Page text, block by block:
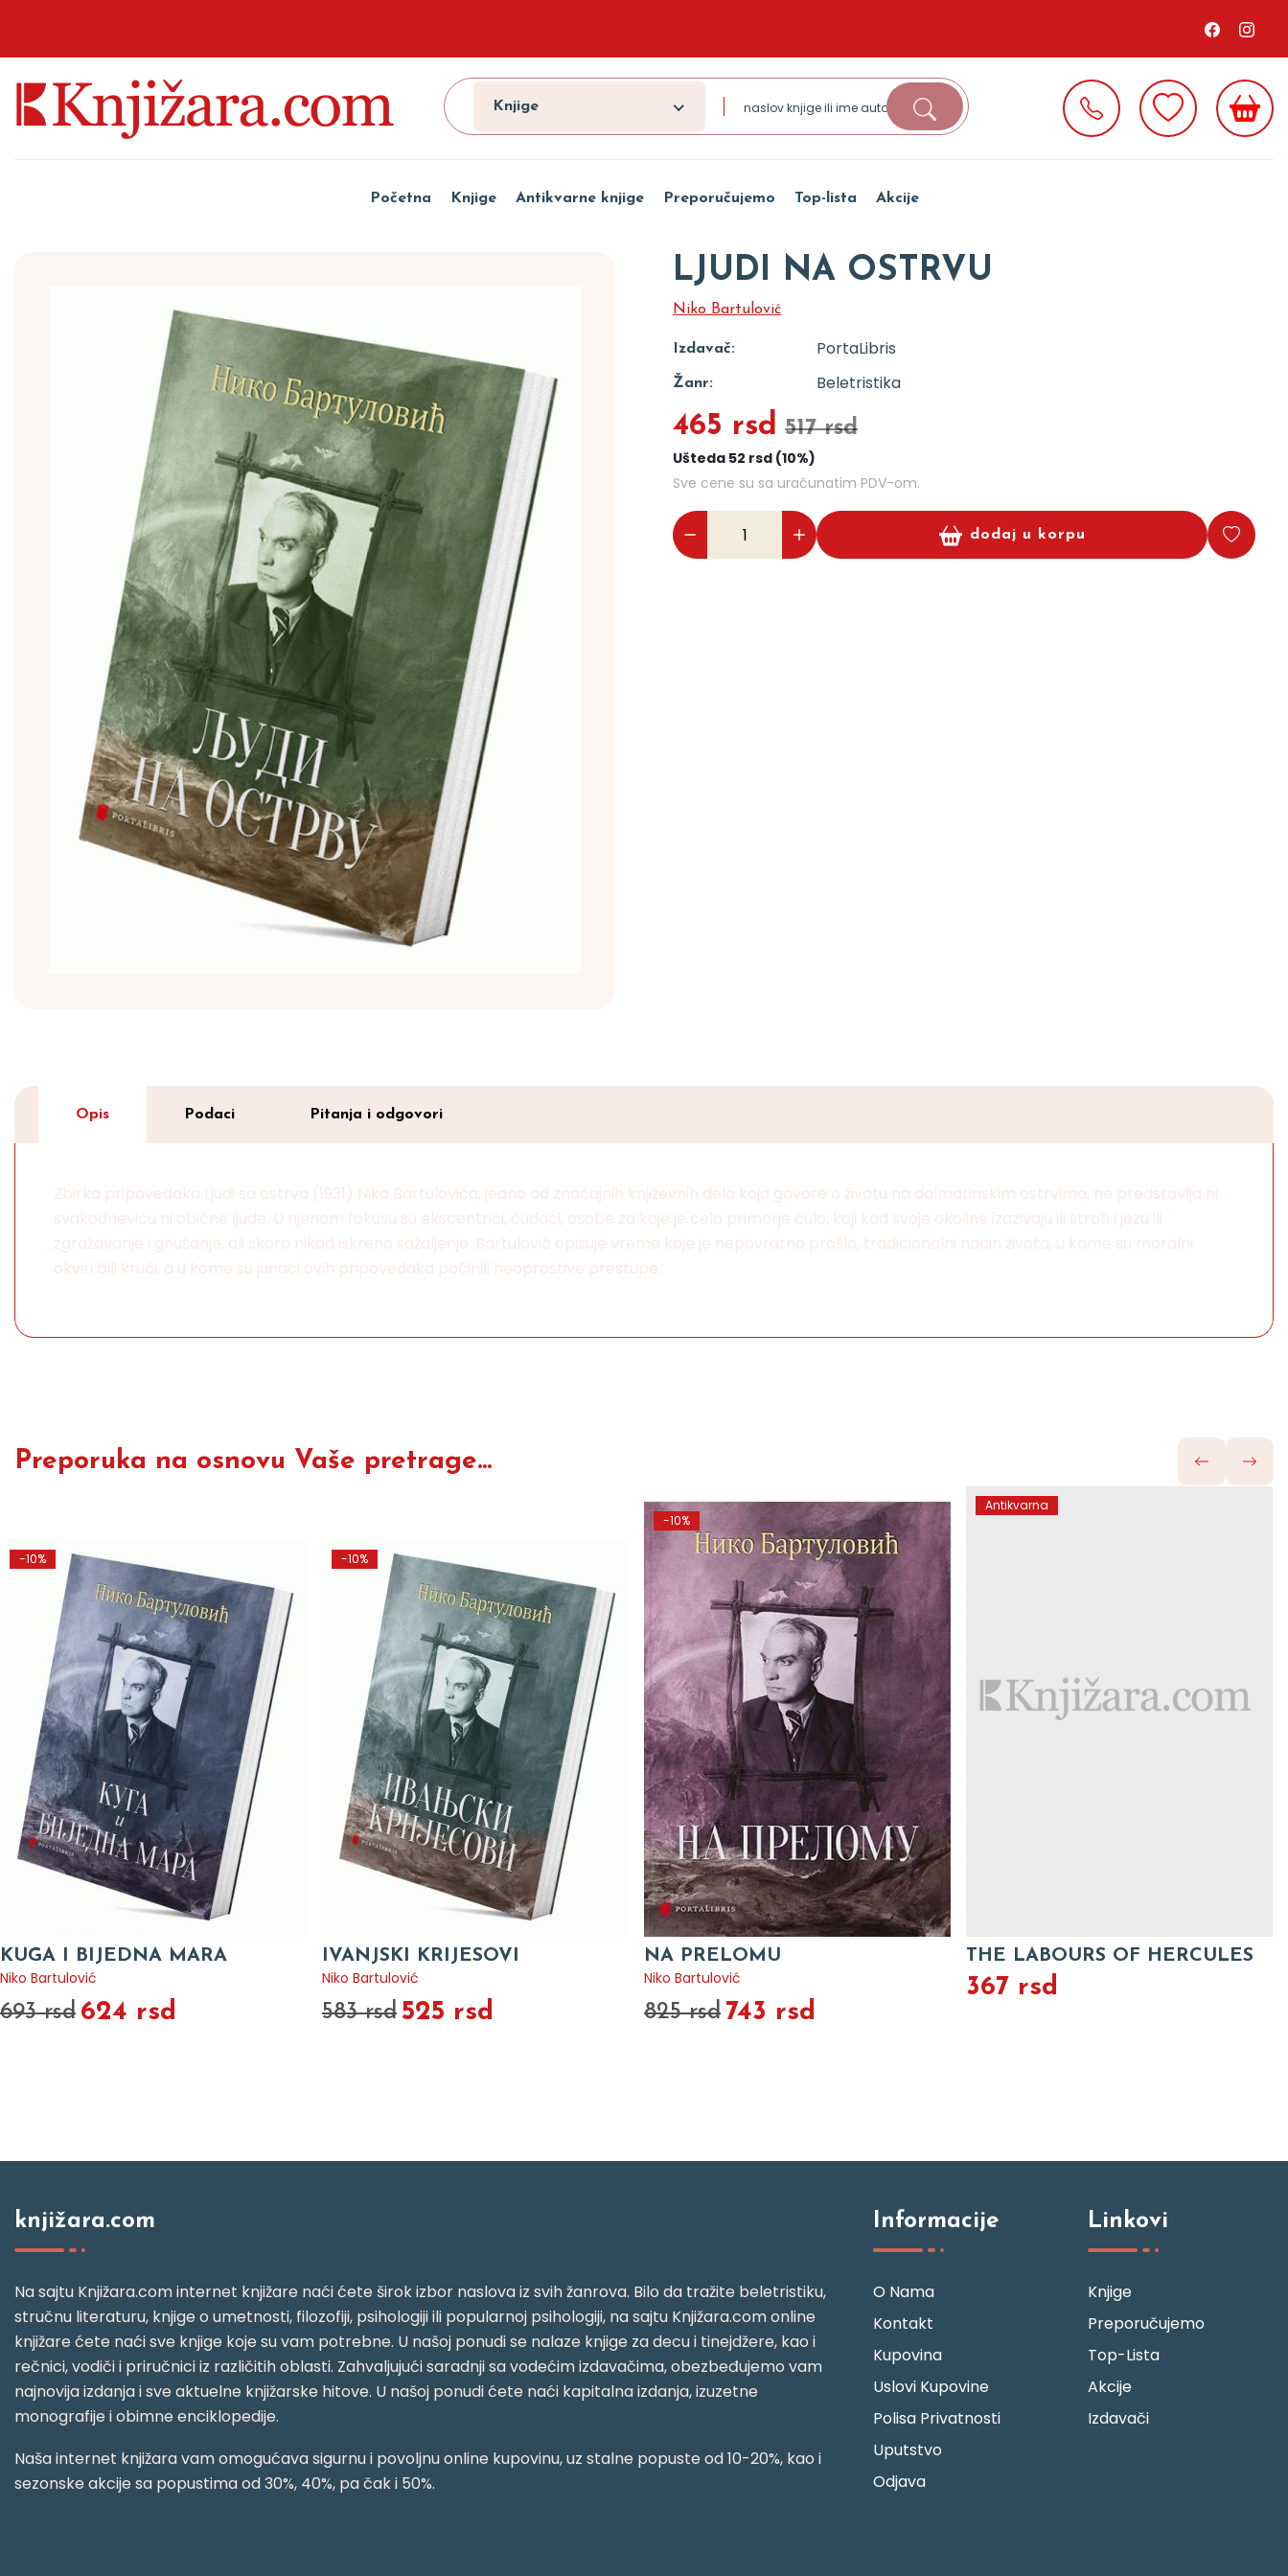
Knjige
Početna Knjige Antikvarne knjige Preporučujemo Top-lista Akcije
LJUDI NA OSTRVU
Niko Bartulović
Izdavač: PortaLibris
Žanr: Beletristika
465 rsd 517 rsd
Ušteda 52 rsd (10%)
Sve cene su sa uračunatim PDV-om.
dodaj u korpu
Opis Podaci Pitanja i odgovori
Zbirka pripovedaka Ljudi sa ostrva (1931) Nika Bartulovića, jedno od značajnih književnih dela koja govore o životu na dalmatinskim ostrvima, ne predstavlja ni
svakodnevicu ni obične ljude. U njenom fokusu su ekscentrici, čudaci, osobe za koje je celo primorje čulo, koji kod svoje okoline izazivaju ili strah i jezu ili
zgražavanje i gnušanje, ali skoro nikad iskreno sažaljenje. Bartulović opisuje vreme koje je nepovratno prošlo, tradicionalni način života, u kome su moralni
okviri bili krući, a u kome su junaci ovih pripovedaka počinili neoprostive prestupe.
Preporuka na osnovu Vaše pretrage...
-10%
KUGA I BIJEDNA MARA
Niko Bartulović
693 rsd 624 rsd
-10%
IVANJSKI KRIJESOVI
Niko Bartulović
583 rsd 525 rsd
-10%
NA PRELOMU
Niko Bartulović
825 rsd 743 rsd
Antikvarna
THE LABOURS OF HERCULES
367 rsd
knjižara.com
Na sajtu Knjižara.com internet knjižare naći ćete širok izbor naslova iz svih žanrova. Bilo da tražite beletristiku,
stručnu literaturu, knjige o umetnosti, filozofiji, psihologiji ili popularnoj psihologiji, na sajtu Knjižara.com online
knjižare ćete naći sve knjige koje su vam potrebne. U našoj ponudi se nalaze knjige za decu i tinejdžere, kao i
rečnici, vodiči i priručnici iz različitih oblasti. Zahvaljujući saradnji sa vodećim izdavačima, obezbeđujemo vam
najnovija izdanja i sve aktuelne knjižarske hitove. U našoj ponudi ćete naći kapitalna izdanja, izuzetne
monografije i obimne enciklopedije.
Naša internet knjižara vam omogućava sigurnu i povoljnu online kupovinu, uz stalne popuste od 10-20%, kao i
sezonske akcije sa popustima od 30%, 40%, pa čak i 50%.
Informacije
O Nama
Kontakt
Kupovina
Uslovi Kupovine
Polisa Privatnosti
Uputstvo
Odjava
Linkovi
Knjige
Preporučujemo
Top-Lista
Akcije
Izdavači